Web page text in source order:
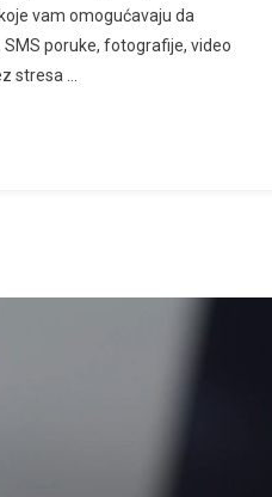
vam omogućavaju da
poruke, fotografije, video
stresa …